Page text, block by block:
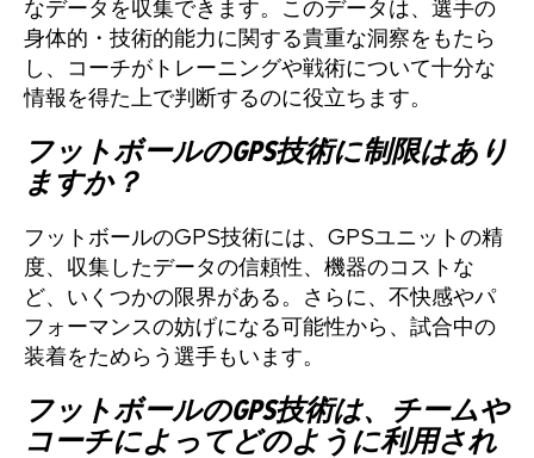
なデータを収集できます。このデータは、選手の
身体的・技術的能力に関する貴重な洞察をもたら
し、コーチがトレーニングや戦術について十分な
情報を得た上で判断するのに役立ちます。
フットボールのGPS技術に制限はあり
ますか？
フットボールのGPS技術には、GPSユニットの精
度、収集したデータの信頼性、機器のコストな
ど、いくつかの限界がある。さらに、不快感やパ
フォーマンスの妨げになる可能性から、試合中の
装着をためらう選手もいます。
フットボールのGPS技術は、チームや
コーチによってどのように利用され